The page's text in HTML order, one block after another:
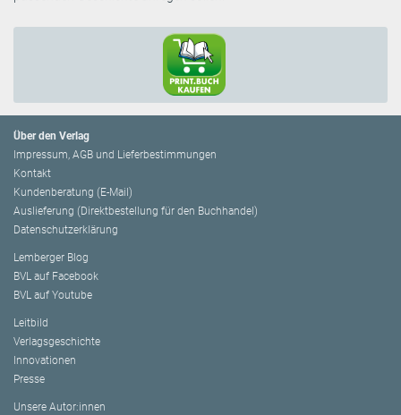
Über den Verlag
Impressum, AGB und Lieferbestimmungen
Kontakt
Kundenberatung (E-Mail)
Auslieferung (Direktbestellung für den Buchhandel)
Datenschutzerklärung
Lemberger Blog
BVL auf Facebook
BVL auf Youtube
Leitbild
Verlagsgeschichte
Innovationen
Presse
Unsere Autor:innen